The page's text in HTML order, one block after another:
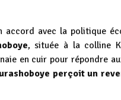
accord avec la politique
, située à la colline
en cuir pour répondre
perçoit un